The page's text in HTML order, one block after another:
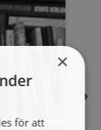
×
för att